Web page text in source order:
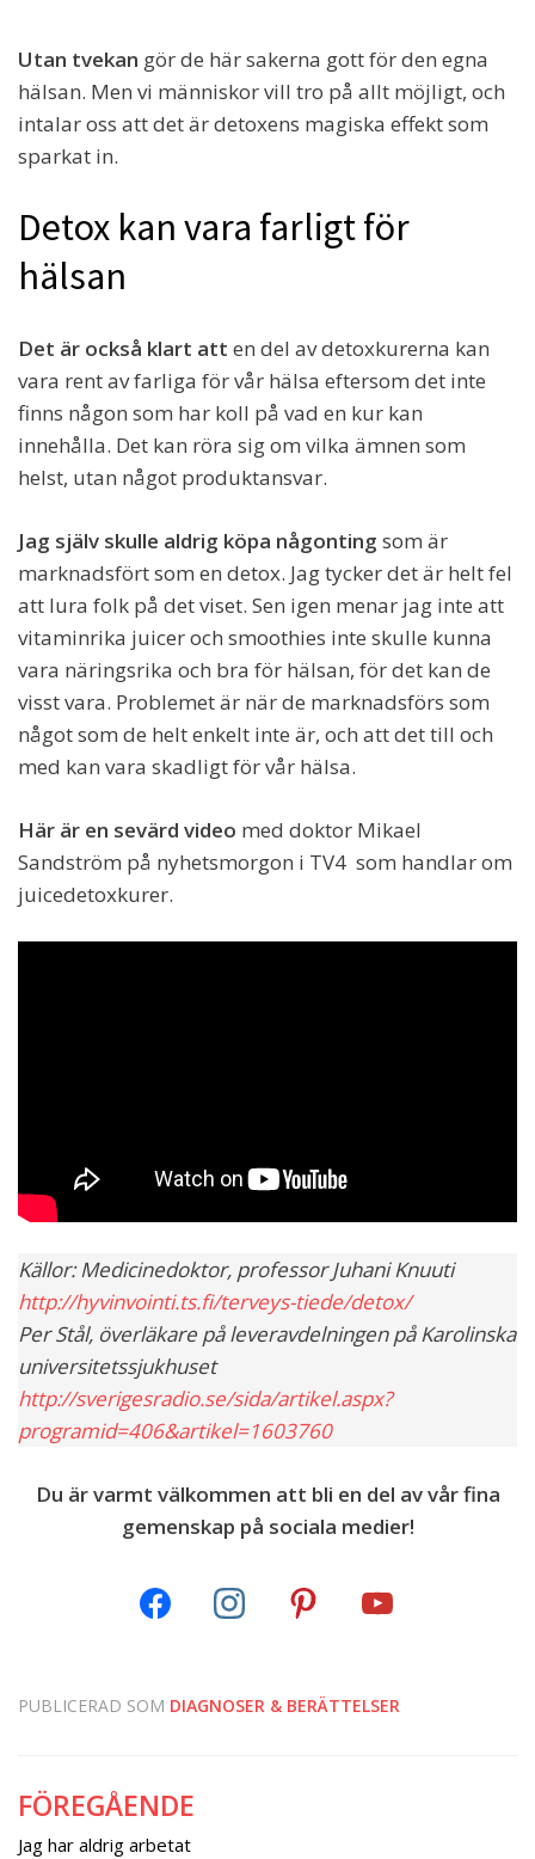
Utan tvekan gör de här sakerna gott för den egna
hälsan. Men vi människor vill tro på allt möjligt, och
intalar oss att det är detoxens magiska effekt som
sparkat in.
Detox kan vara farligt för
hälsan
Det är också klart att en del av detoxkurerna kan
vara rent av farliga för vår hälsa eftersom det inte
finns någon som har koll på vad en kur kan
innehålla. Det kan röra sig om vilka ämnen som
helst, utan något produktansvar.
Jag själv skulle aldrig köpa någonting som är
marknadsfört som en detox. Jag tycker det är helt fel
att lura folk på det viset. Sen igen menar jag inte att
vitaminrika juicer och smoothies inte skulle kunna
vara näringsrika och bra för hälsan, för det kan de
visst vara. Problemet är när de marknadsförs som
något som de helt enkelt inte är, och att det till och
med kan vara skadligt för vår hälsa.
Här är en sevärd video med doktor Mikael
Sandström på nyhetsmorgon i TV4 som handlar om
juicedetoxkurer.
Källor: Medicinedoktor, professor Juhani Knuuti
http://hyvinvointi.ts.fi/terveys-tiede/detox/
Per Stål, överläkare på leveravdelningen på Karolinska
universitetssjukhuset
http://sverigesradio.se/sida/artikel.aspx?
programid=406&artikel=1603760
Du är varmt välkommen att bli en del av vår fina
gemenskap på sociala medier!
PUBLICERAD SOM DIAGNOSER & BERÄTTELSER
Inläggsnavigering
FÖREGÅENDE
Jag har aldrig arbetat